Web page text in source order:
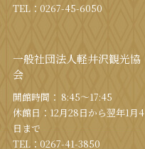
TEL： 0267-45-6050
一般社団法人軽井沢観光協
会
開館時間： 8:45～17:45
休館⽇：12⽉28⽇から翌年1⽉4
⽇まで
TEL： 0267-41-3850